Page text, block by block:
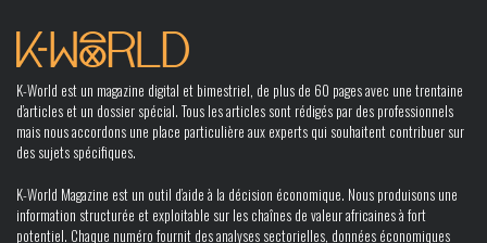
K-World est un magazine digital et bimestriel, de plus de 60 pages avec une trentaine
d’articles et un dossier spécial. Tous les articles sont rédigés par des professionnels
mais nous accordons une place particulière aux experts qui souhaitent contribuer sur
des sujets spécifiques.
K-World Magazine est un outil d’aide à la décision économique. Nous produisons une
information structurée et exploitable sur les chaînes de valeur africaines à fort
potentiel. Chaque numéro fournit des analyses sectorielles, données économiques